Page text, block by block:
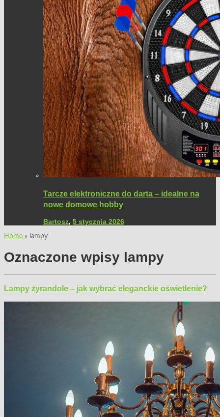
Tarcze elektroniczne do darta – idealne na
nowe domowe hobby
Bartosz, 5 stycznia 2026
Home » lampy
Oznaczone wpisy lampy
Lampy żyrandole – jak wybrać eleganckie oświetlenie?